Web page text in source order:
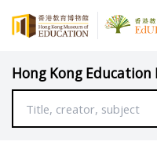
Hong Kong Education